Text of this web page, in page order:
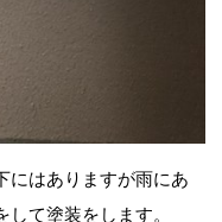
にはありますが雨にあ
て塗装をします。